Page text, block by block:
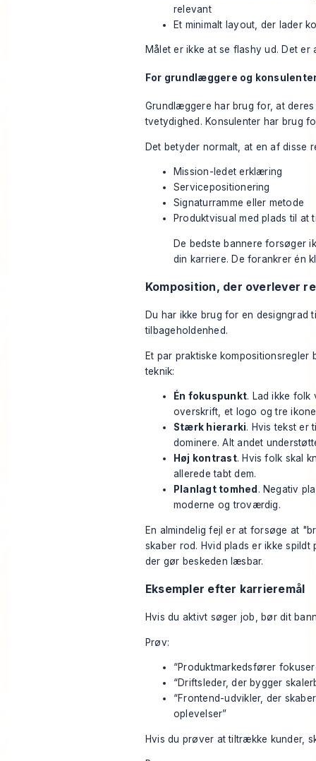
relevant
Et minimalt layout, der lader
Målet er ikke at se flashy ud. Det
For grundlæggere og
Grundlæggere har brug for, at
tvetydighed. Konsulenter har brug
Det betyder normalt, at en af disse
Mission-ledet erklæring
Servicepositionering
Signaturramme eller metode
Produktvisual med plads til at
De bedste bannere forsøger
din karriere. De forankrer én
Komposition, der overlever
Du har ikke brug for en designgrad
tilbageholdenhed.
Et par praktiske kompositionsregler
teknik:
Én fokuspunkt. Lad ikke folk
overskrift, et logo og tre
Stærk hierarki. Hvis tekst er
dominere. Alt andet
Høj kontrast. Hvis folk skal
allerede tabt dem.
Planlagt tomhed . Negativ
moderne og troværdig.
En almindelig fejl er at forsøge at
skaber rod. Hvid plads er ikke spildt
der gør beskeden læsbar.
Eksempler efter karrieremål
Hvis du aktivt søger job, bør dit
Prøv:
“Produktmarkedsfører
“Driftsleder, der bygger
“Frontend-udvikler, der
oplevelser”
Hvis du prøver at tiltrække kunder,